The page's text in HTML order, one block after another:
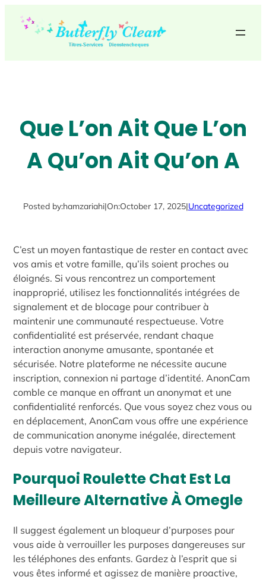
Que L’on Ait Que L’on
A Qu’on Ait Qu’on A
Posted by:hamzariahi|On:October 17, 2025|Uncategorized
C’est un moyen fantastique de rester en contact avec
vos amis et votre famille, qu’ils soient proches ou
éloignés. Si vous rencontrez un comportement
inapproprié, utilisez les fonctionnalités intégrées de
signalement et de blocage pour contribuer à
maintenir une communauté respectueuse. Votre
confidentialité est préservée, rendant chaque
interaction anonyme amusante, spontanée et
sécurisée. Notre plateforme ne nécessite aucune
inscription, connexion ni partage d’identité. AnonCam
comble ce manque en offrant un anonymat et une
confidentialité renforcés. Que vous soyez chez vous ou
en déplacement, AnonCam vous offre une expérience
de communication anonyme inégalée, directement
depuis votre navigateur.
Pourquoi Roulette Chat Est La
Meilleure Alternative À Omegle
Il suggest également un bloqueur d’purposes pour
vous aide à verrouiller les purposes dangereuses sur
les téléphones des enfants. Gardez à l’esprit que si
vous êtes informé et agissez de manière proactive,